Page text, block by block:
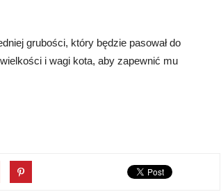
grubości, który będzie pasował do
i wagi kota, aby zapewnić mu